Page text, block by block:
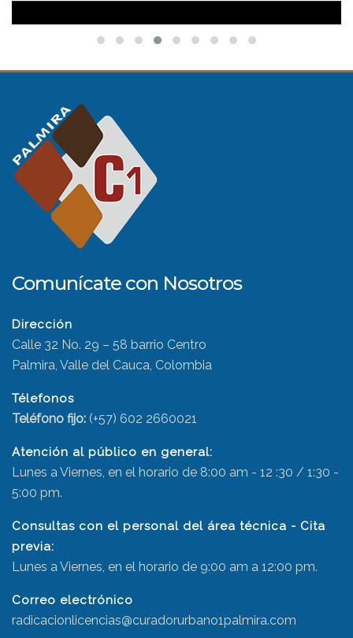
Comunícate con Nosotros
Dirección
Calle 32 No. 29 – 58 barrio Centro
Palmira, Valle del Cauca, Colombia
Télefonos
Teléfono fijo: (+57) 602 2660021
Atención al público en general:
Lunes a Viernes, en el horario de 8:00 am - 12 :30 / 1:30 -
5:00 pm.
Consultas con el personal del área técnica - Cita
previa:
Lunes a Viernes, en el horario de 9:00 am a 12:00 pm.
Correo electrónico
radicacionlicencias@curadorurbano1palmira.com